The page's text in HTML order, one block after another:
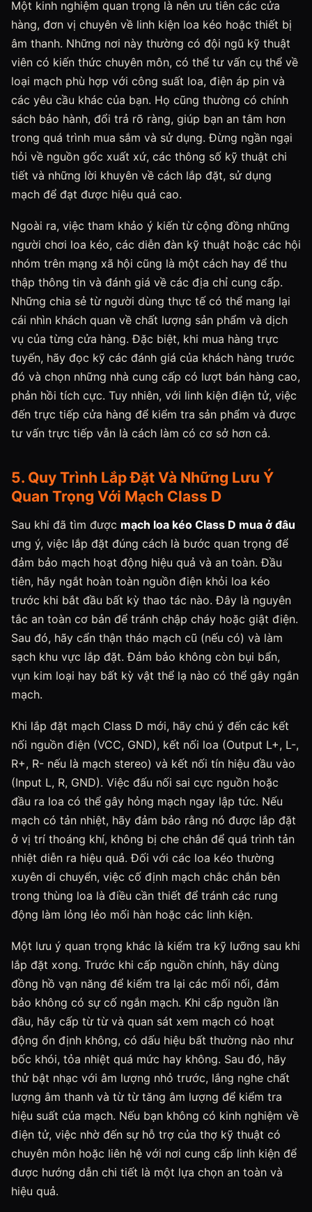
Một kinh nghiệm quan trọng là nên ưu tiên các cửa
hàng, đơn vị chuyên về linh kiện loa kéo hoặc thiết bị
âm thanh. Những nơi này thường có đội ngũ kỹ thuật
viên có kiến thức chuyên môn, có thể tư vấn cụ thể về
loại mạch phù hợp với công suất loa, điện áp pin và
các yêu cầu khác của bạn. Họ cũng thường có chính
sách bảo hành, đổi trả rõ ràng, giúp bạn an tâm hơn
trong quá trình mua sắm và sử dụng. Đừng ngần ngại
hỏi về nguồn gốc xuất xứ, các thông số kỹ thuật chi
tiết và những lời khuyên về cách lắp đặt, sử dụng
mạch để đạt được hiệu quả cao.
Ngoài ra, việc tham khảo ý kiến từ cộng đồng những
người chơi loa kéo, các diễn đàn kỹ thuật hoặc các hội
nhóm trên mạng xã hội cũng là một cách hay để thu
thập thông tin và đánh giá về các địa chỉ cung cấp.
Những chia sẻ từ người dùng thực tế có thể mang lại
cái nhìn khách quan về chất lượng sản phẩm và dịch
vụ của từng cửa hàng. Đặc biệt, khi mua hàng trực
tuyến, hãy đọc kỹ các đánh giá của khách hàng trước
đó và chọn những nhà cung cấp có lượt bán hàng cao,
phản hồi tích cực. Tuy nhiên, với linh kiện điện tử, việc
đến trực tiếp cửa hàng để kiểm tra sản phẩm và được
tư vấn trực tiếp vẫn là cách làm có cơ sở hơn cả.
5. Quy Trình Lắp Đặt Và Những Lưu Ý
Quan Trọng Với Mạch Class D
Sau khi đã tìm được mạch loa kéo Class D mua ở đâu
ưng ý, việc lắp đặt đúng cách là bước quan trọng để
đảm bảo mạch hoạt động hiệu quả và an toàn. Đầu
tiên, hãy ngắt hoàn toàn nguồn điện khỏi loa kéo
trước khi bắt đầu bất kỳ thao tác nào. Đây là nguyên
tắc an toàn cơ bản để tránh chập cháy hoặc giật điện.
Sau đó, hãy cẩn thận tháo mạch cũ (nếu có) và làm
sạch khu vực lắp đặt. Đảm bảo không còn bụi bẩn,
vụn kim loại hay bất kỳ vật thể lạ nào có thể gây ngắn
mạch.
Khi lắp đặt mạch Class D mới, hãy chú ý đến các kết
nối nguồn điện (VCC, GND), kết nối loa (Output L+, L-,
R+, R- nếu là mạch stereo) và kết nối tín hiệu đầu vào
(Input L, R, GND). Việc đấu nối sai cực nguồn hoặc
đầu ra loa có thể gây hỏng mạch ngay lập tức. Nếu
mạch có tản nhiệt, hãy đảm bảo rằng nó được lắp đặt
ở vị trí thoáng khí, không bị che chắn để quá trình tản
nhiệt diễn ra hiệu quả. Đối với các loa kéo thường
xuyên di chuyển, việc cố định mạch chắc chắn bên
trong thùng loa là điều cần thiết để tránh các rung
động làm lỏng lẻo mối hàn hoặc các linh kiện.
Một lưu ý quan trọng khác là kiểm tra kỹ lưỡng sau khi
lắp đặt xong. Trước khi cấp nguồn chính, hãy dùng
đồng hồ vạn năng để kiểm tra lại các mối nối, đảm
bảo không có sự cố ngắn mạch. Khi cấp nguồn lần
đầu, hãy cấp từ từ và quan sát xem mạch có hoạt
động ổn định không, có dấu hiệu bất thường nào như
bốc khói, tỏa nhiệt quá mức hay không. Sau đó, hãy
thử bật nhạc với âm lượng nhỏ trước, lắng nghe chất
lượng âm thanh và từ từ tăng âm lượng để kiểm tra
hiệu suất của mạch. Nếu bạn không có kinh nghiệm về
điện tử, việc nhờ đến sự hỗ trợ của thợ kỹ thuật có
chuyên môn hoặc liên hệ với nơi cung cấp linh kiện để
được hướng dẫn chi tiết là một lựa chọn an toàn và
hiệu quả.